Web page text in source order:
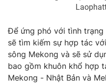
VTV4
VTV9
Để ứng phó với tình trạng
sẽ tìm kiếm sự hợp tác
sông Mekong và sẽ sử
bao gồm khuôn khổ hợp
Mekong - Nhật Bản và